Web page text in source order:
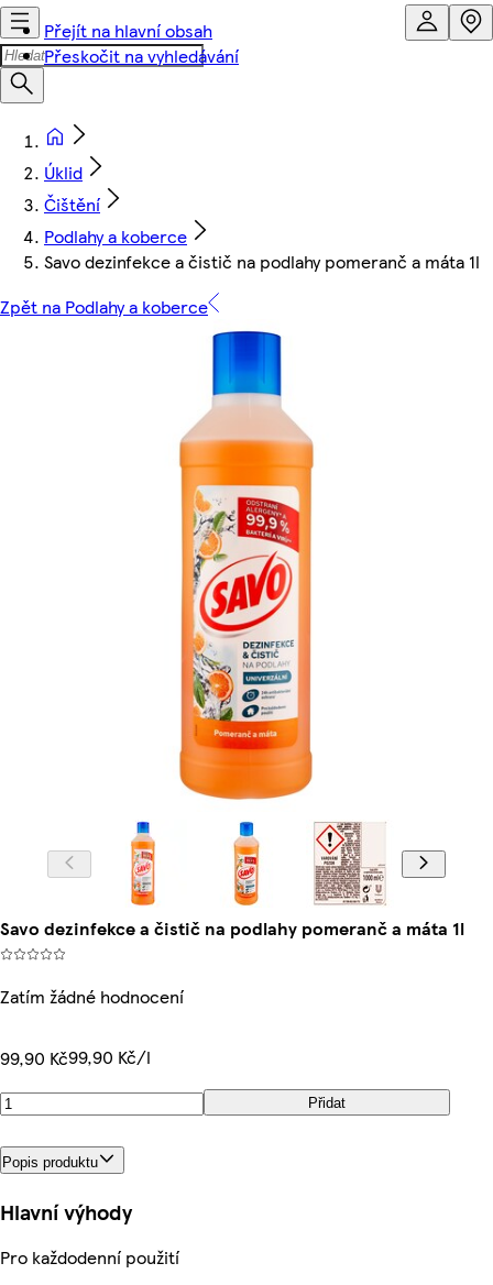
Přejít na hlavní obsah
Přeskočit na vyhledávání
Úklid
Čištění
Podlahy a koberce
Savo dezinfekce a čistič na podlahy pomeranč a máta 1l
Zpět na Podlahy a koberce
Savo dezinfekce a čistič na podlahy pomeranč a máta 1l
Zatím žádné hodnocení
99,90 Kč99,90 Kč/l
Přidat
Popis produktu
Hlavní výhody
Pro každodenní použití